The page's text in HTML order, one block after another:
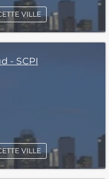
VILLE
- SCPI
VILLE